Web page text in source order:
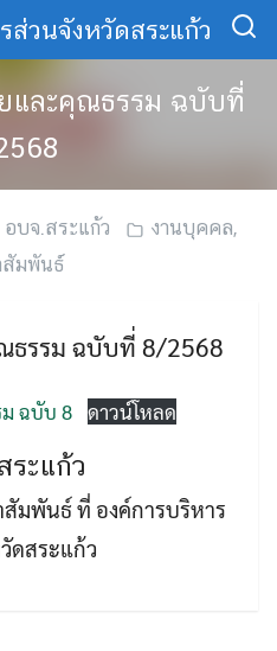
ส่วนจังหวัดสระแก้ว
ยและคุณธรรม ฉบับที่
อบจ.สระแก้ว งานบุคคล,
สัมพันธ์
ธรรม ฉบับที่ 8/2568
ฉบับ 8 ดาวน์โหลด
ระแก้ว
มพันธ์ ที่ องค์การบริหาร
ดสระแก้ว